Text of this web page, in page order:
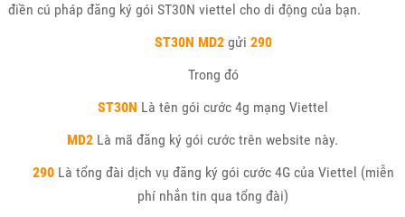
điền cú pháp đăng ký gói ST30N viettel cho di động của bạn.
ST30N MD2 gửi 290
Trong đó
ST30N Là tên gói cước 4g mạng Viettel
MD2 Là mã đăng ký gói cước trên website này.
290Là tổng đài dịch vụ đăng ký gói cước 4G của Viettel (miễn
phí nhắn tin qua tổng đài)